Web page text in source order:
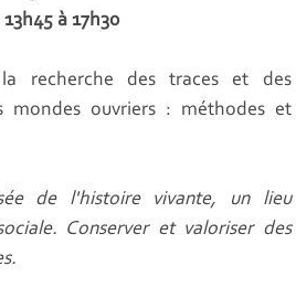
à 17h30
recherche des traces et des
mondes ouvriers : méthodes et
de l'histoire vivante, un lieu
Conserver et valoriser des